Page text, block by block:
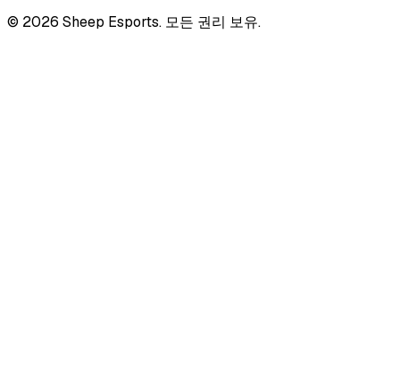
© 2026 Sheep Esports. 모든 권리 보유.